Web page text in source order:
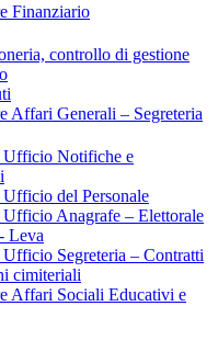
Finanziario
controllo di gestione
Affari Generali – Segreteria
Ufficio Notifiche e
del Personale
Ufficio Anagrafe – Elettorale
Leva
Segreteria – Contratti
cimiteriali
Affari Sociali Educativi e